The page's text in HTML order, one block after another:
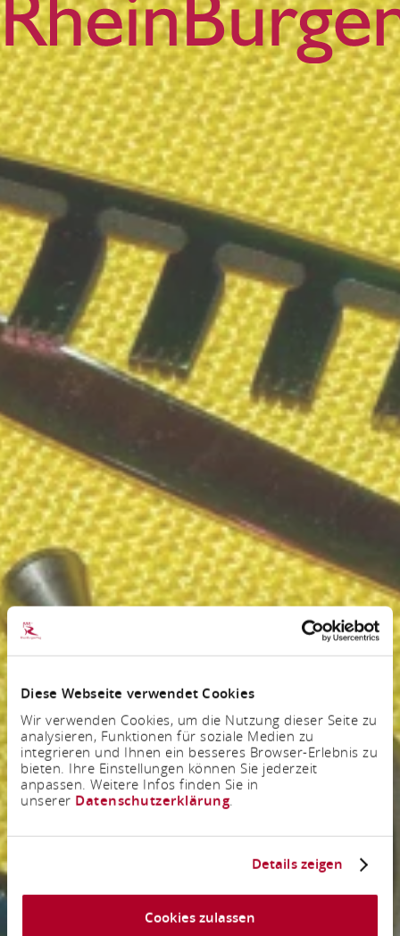
Diese Webseite verwendet Cookies
Wir verwenden Cookies, um die Nutzung dieser Seite zu
analysieren, Funktionen für soziale Medien zu
integrieren und Ihnen ein besseres Browser-Erlebnis zu
bieten. Ihre Einstellungen können Sie jederzeit
anpassen. Weitere Infos finden Sie in
unserer Datenschutzerklärung.
Details zeigen
Cookies zulassen